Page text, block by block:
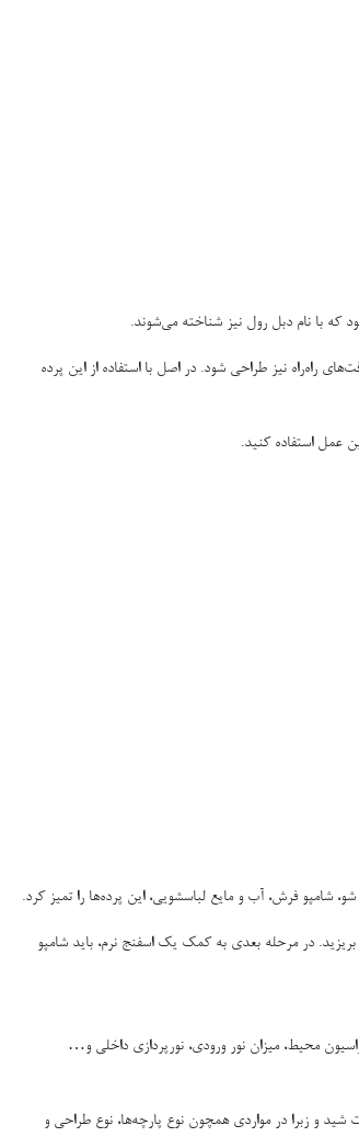
که با نام دبل رول نیز شناخته می‌شوند.
راه‌راه نیز طراحی شود. در اصل با استفاده از این پرده
عمل استفاده کنید.
شامپو فرش، آب و مایع لباسشویی، این پرده‌ها را تمیز کرد.
در مرحله بعدی به کمک یک اسفنج نرم، باید شامپو
محیط، میزان نور ورودی، نورپردازی داخلی و…
و زبرا در مواردی همچون نوع پارچه‌ها، نوع طراحی و